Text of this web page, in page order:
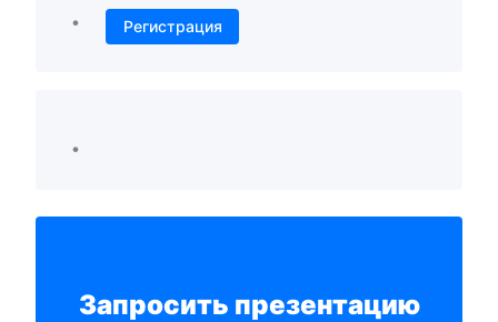
• Регистрация
•
Запросить презентацию